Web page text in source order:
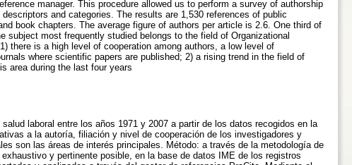
manager. This procedure allowed us to perform a survey of authorship
and categories. The results are 1,530 references of public
book chapters. The average figure of authors per article is 2.6. One third of
subject most frequently studied belongs to the field of Organizational
there is a high level of cooperation among authors, a low level of
where scientific papers are published; 2) a rising trend in the field of
area during the last four years
laboral entre los años 1971 y 2007 a partir de los datos recogidos en la
a la autoría, filiación y nivel de cooperación de los investigadores y
son las áreas de interés principales. Método: a través de la metodología de
y pertinente posible, en la base de datos IME de los registros